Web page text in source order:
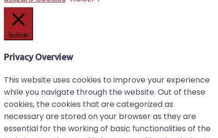
Închide
Privacy Overview
This website uses cookies to improve your experience
while you navigate through the website. Out of these
cookies, the cookies that are categorized as
necessary are stored on your browser as they are
essential for the working of basic functionalities of the